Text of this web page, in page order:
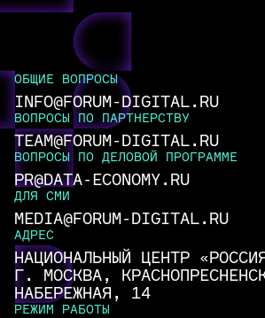
ОБЩИЕ ВОПРОСЫ
INFO@FORUM-DIGITAL.RU
ВОПРОСЫ ПО ПАРТНЕРСТВУ
TEAM@FORUM-DIGITAL.RU
ВОПРОСЫ ПО ДЕЛОВОЙ ПРОГРАММЕ
PR@DATA-ECONOMY.RU
ДЛЯ СМИ
MEDIA@FORUM-DIGITAL.RU
АДРЕС
НАЦИОНАЛЬНЫЙ ЦЕНТР
Г. МОСКВА,
НАБЕРЕЖНАЯ, 14
РЕЖИМ РАБОТЫ